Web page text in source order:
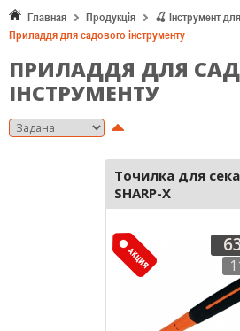
Главная Продукція
🍒 Інструмент
Приладдя для садового інструменту
ПРИЛАДДЯ ДЛЯ
ІНСТРУМЕНТУ
Точилка для
SHARP-X